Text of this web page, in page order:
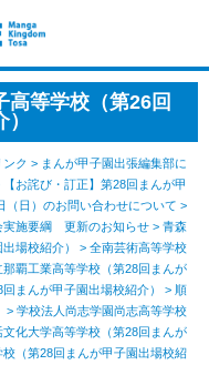
高等学校（第26回
ク > まんが甲子園出張編集部に
【お詫び・訂正】第28回まんが甲
（日）のお問い合わせについて >
実施要綱 更新のお知らせ > 青森
場校紹介）
> 全南芸術高等学校
那覇工業高等学校（第28回まんが
まんが甲子園出場校紹介） > 順
> 学校法人尚志学園尚志高等学校
文化大学高等学校（第28回まんが
（第28回まんが甲子園出場校紹